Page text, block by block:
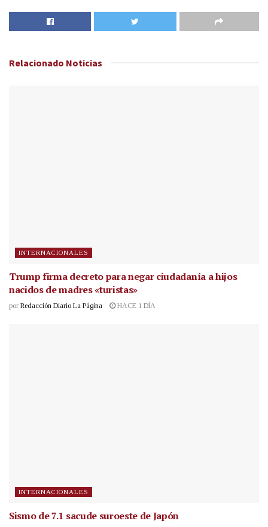
Relacionado Noticias
INTERNACIONALES
Trump firma decreto para negar ciudadanía a hijos
nacidos de madres «turistas»
por Redacción Diario La Página HACE 1 DÍA
INTERNACIONALES
Sismo de 7.1 sacude suroeste de Japón